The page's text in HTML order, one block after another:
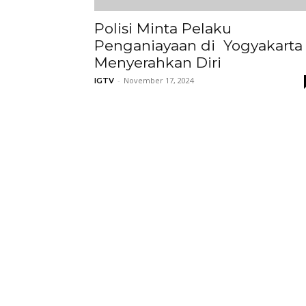
Polisi Minta Pelaku
Penganiayaan di Yogyakarta
Menyerahkan Diri
IGTV - November 17, 2024